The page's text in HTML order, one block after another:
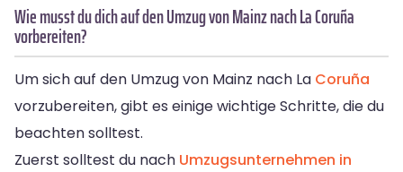
Wie musst du dich auf den Umzug von Mainz nach La Coruña
vorbereiten?
Um sich auf den Umzug von Mainz nach La Coruña
vorzubereiten, gibt es einige wichtige Schritte, die du
beachten solltest.
Zuerst solltest du nach Umzugsunternehmen in